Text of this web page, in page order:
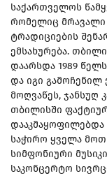
საქართველოს
რომელიც მრავალი
ტრადიციების
ემსახურება.
დაარსდა 1989
და იგი
მოღვაწეს, ჯანსუღ
თბილისში
საჭირო ყველა
სიმფონიური
საკონცერტო